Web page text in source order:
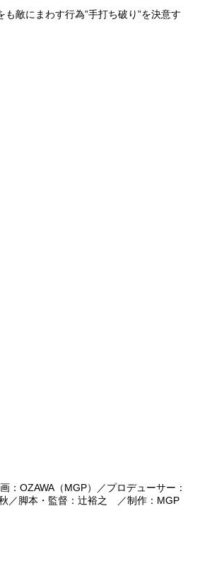
敵にまわす行為”手打ち破り”を決意す
OZAWA（MGP）／プロデューサー：
／脚本・監督：辻裕之 ／制作：MGP